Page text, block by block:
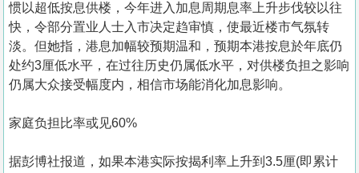
惯以超低按息供楼，今年进入加息周期息率上升步伐较以往
快，令部分置业人士入市决定趋审慎，使最近楼市气氛转
淡。但她指，港息加幅较预期温和，预期本港按息於年底仍
处约3厘低水平，在过往历史仍属低水平，对供楼负担之影响
仍属大众接受幅度内，相信市场能消化加息影响。
家庭负担比率或见60%
据彭博社报道，如果本港实际按揭利率上升到3.5厘(即累计